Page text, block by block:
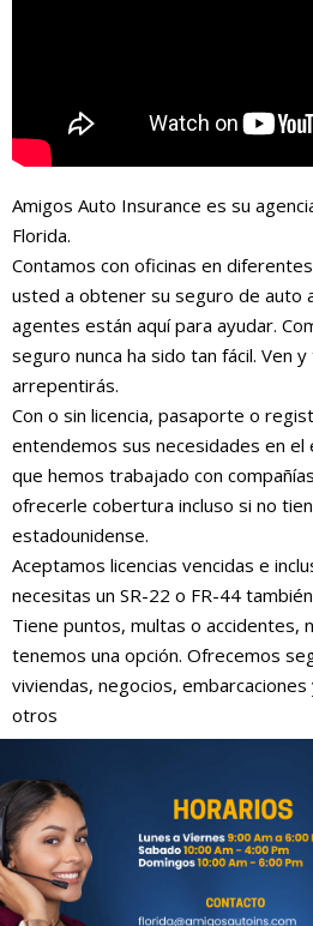
Amigos Auto Insurance es su
Florida.
Contamos con oficinas en
usted a obtener su seguro de auto
agentes están aquí para ayudar.
seguro nunca ha sido tan fácil. Ven
arrepentirás.
Con o sin licencia, pasaporte o
entendemos sus necesidades en
que hemos trabajado con
ofrecerle cobertura incluso si no
estadounidense.
Aceptamos licencias vencidas e
necesitas un SR-22 o FR-44
Tiene puntos, multas o accidentes,
tenemos una opción. Ofrecemos
viviendas, negocios,
otros